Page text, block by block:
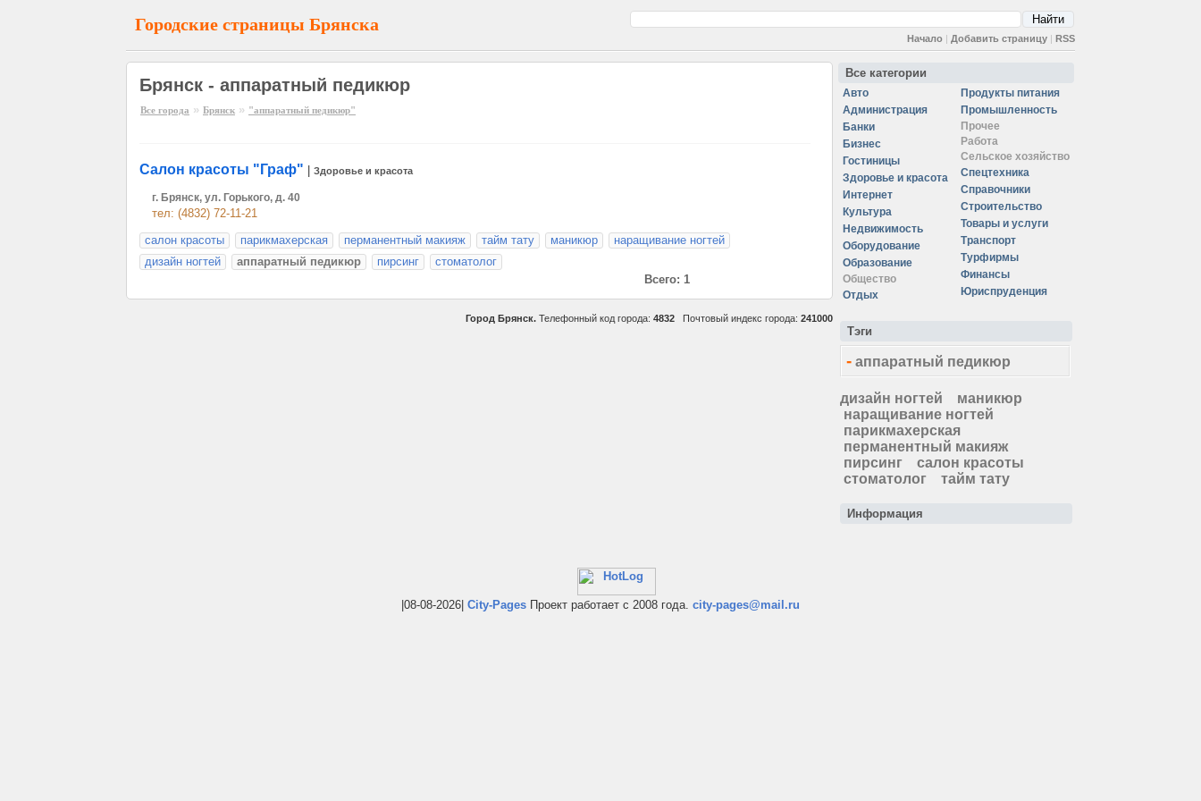
Городские страницы Брянска
Начало | Добавить страницу | RSS
Брянск - аппаратный педикюр
Все города » Брянск » "аппаратный педикюр"
Салон красоты "Граф" Здоровье и красота
г. Брянск, ул. Горького, д. 40
тел: (4832) 72-11-21
салон красоты
парикмахерская перманентный макияж тайм тату маникюр
наращивание ногтей
дизайн ногтей
аппаратный педикюр пирсинг
стоматолог
Всего: 1
Город Брянск. Телефонный код города: 4832 Почтовый индекс города: 241000
Все категории
Авто
Администрация
Банки
Бизнес
Гостиницы
Здоровье и красота
Интернет
Культура
Недвижимость
Оборудование
Образование
Общество
Отдых
Продукты питания
Промышленность
Прочее
Работа
Сельское хозяйство
Спецтехника
Справочники
Строительство
Товары и услуги
Транспорт
Турфирмы
Финансы
Юриспруденция
Тэги
- аппаратный педикюр
дизайн ногтей
маникюр
наращивание ногтей
парикмахерская
перманентный макияж
пирсинг
салон красоты
стоматолог
тайм тату
Информация
|08-08-2026| City-Pages Проект работает с 2008 года. city-pages@mail.ru